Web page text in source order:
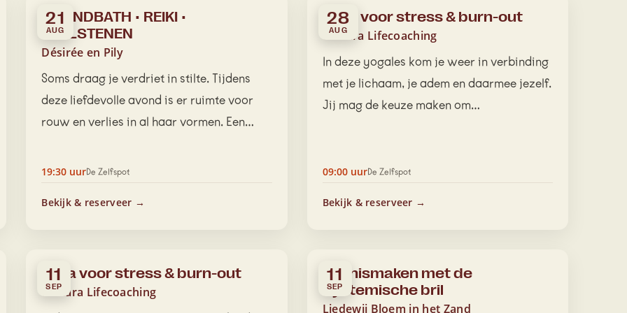
21
AUG
SOUNDBATH • REIKI •
EDELSTENEN
Désirée en Pily
Soms draag je verdriet in stilte. Tijdens
deze liefdevolle avond is er ruimte voor
rouw en verlies in al haar vormen. Een…
19:30 uurDe Zelfspot
Bekijk & reserveer →
28
AUG
Yoga voor stress & burn-out
Tamara Lifecoaching
In deze yogales kom je weer in verbinding
met je lichaam, je adem en daarmee jezelf.
Jij mag de keuze maken om…
09:00 uurDe Zelfspot
Bekijk & reserveer →
11
SEP
Yoga voor stress & burn-out
Tamara Lifecoaching
11
SEP
Kennismaken met de
Systemische bril
Liedewij Bloem in het Zand